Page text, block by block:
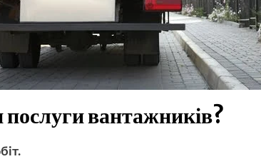
вантажників?